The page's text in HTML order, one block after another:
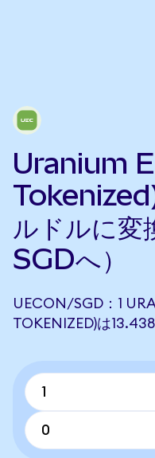
Uranium
ルドルに
SGDへ）
UECON/SGD：1
TOKENIZED)は